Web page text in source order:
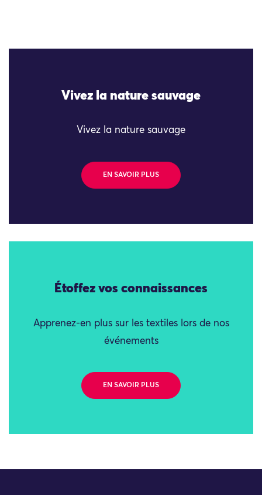
Vivez la nature sauvage
Vivez la nature sauvage
EN SAVOIR PLUS
Étoffez vos connaissances
Apprenez-en plus sur les textiles lors de nos
événements
EN SAVOIR PLUS